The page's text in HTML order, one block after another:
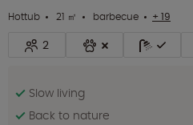
Hottub 21 ㎡ barbecue + 19
2
Slow living
Back to nature